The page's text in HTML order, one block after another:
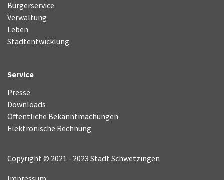
Bürgerservice
Verwaltung
Leben
Stadtentwicklung
Service
Presse
Downloads
Öffentliche Bekanntmachungen
Elektronische Rechnung
Copyright © 2021 - 2023 Stadt Schwetzingen